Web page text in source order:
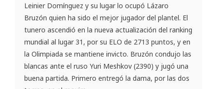
Leinier Domínguez y su lugar lo ocupó Lázaro
Bruzón quien ha sido el mejor jugador del plantel. El
tunero ascendió en la nueva actualización del ranking
mundial al lugar 31, por su ELO de 2713 puntos, y en
la Olimpiada se mantiene invicto. Bruzón condujo las
blancas ante el ruso Yuri Meshkov (2390) y jugó una
buena partida. Primero entregó la dama, por las dos